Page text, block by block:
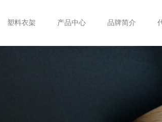
塑料衣架 产品中心 品牌简介